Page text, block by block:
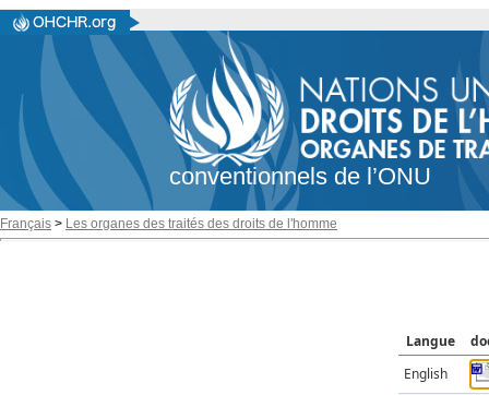
conventionnels de l’ONU
Français > Les organes des traités des droits de l'homme
Langue
English